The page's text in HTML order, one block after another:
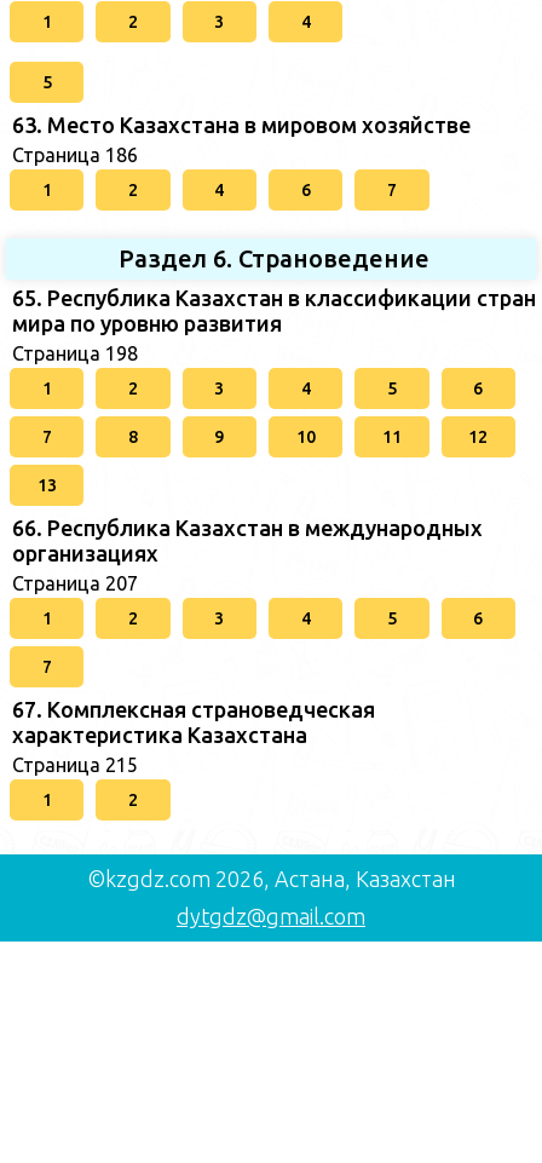
1 2 3 4
5
63. Место Казахстана в мировом хозяйстве
Страница 186
1 2 4 6 7
Раздел 6. Страноведение
65. Республика Казахстан в классификации стран
мира по уровню развития
Страница 198
1 2 3 4 5 6
7 8 9 10 11 12
13
66. Республика Казахстан в международных
организациях
Страница 207
1 2 3 4 5 6
7
67. Комплексная страноведческая
характеристика Казахстана
Страница 215
1 2
©kzgdz.com 2026, Астана, Казахстан
dytgdz@gmail.com